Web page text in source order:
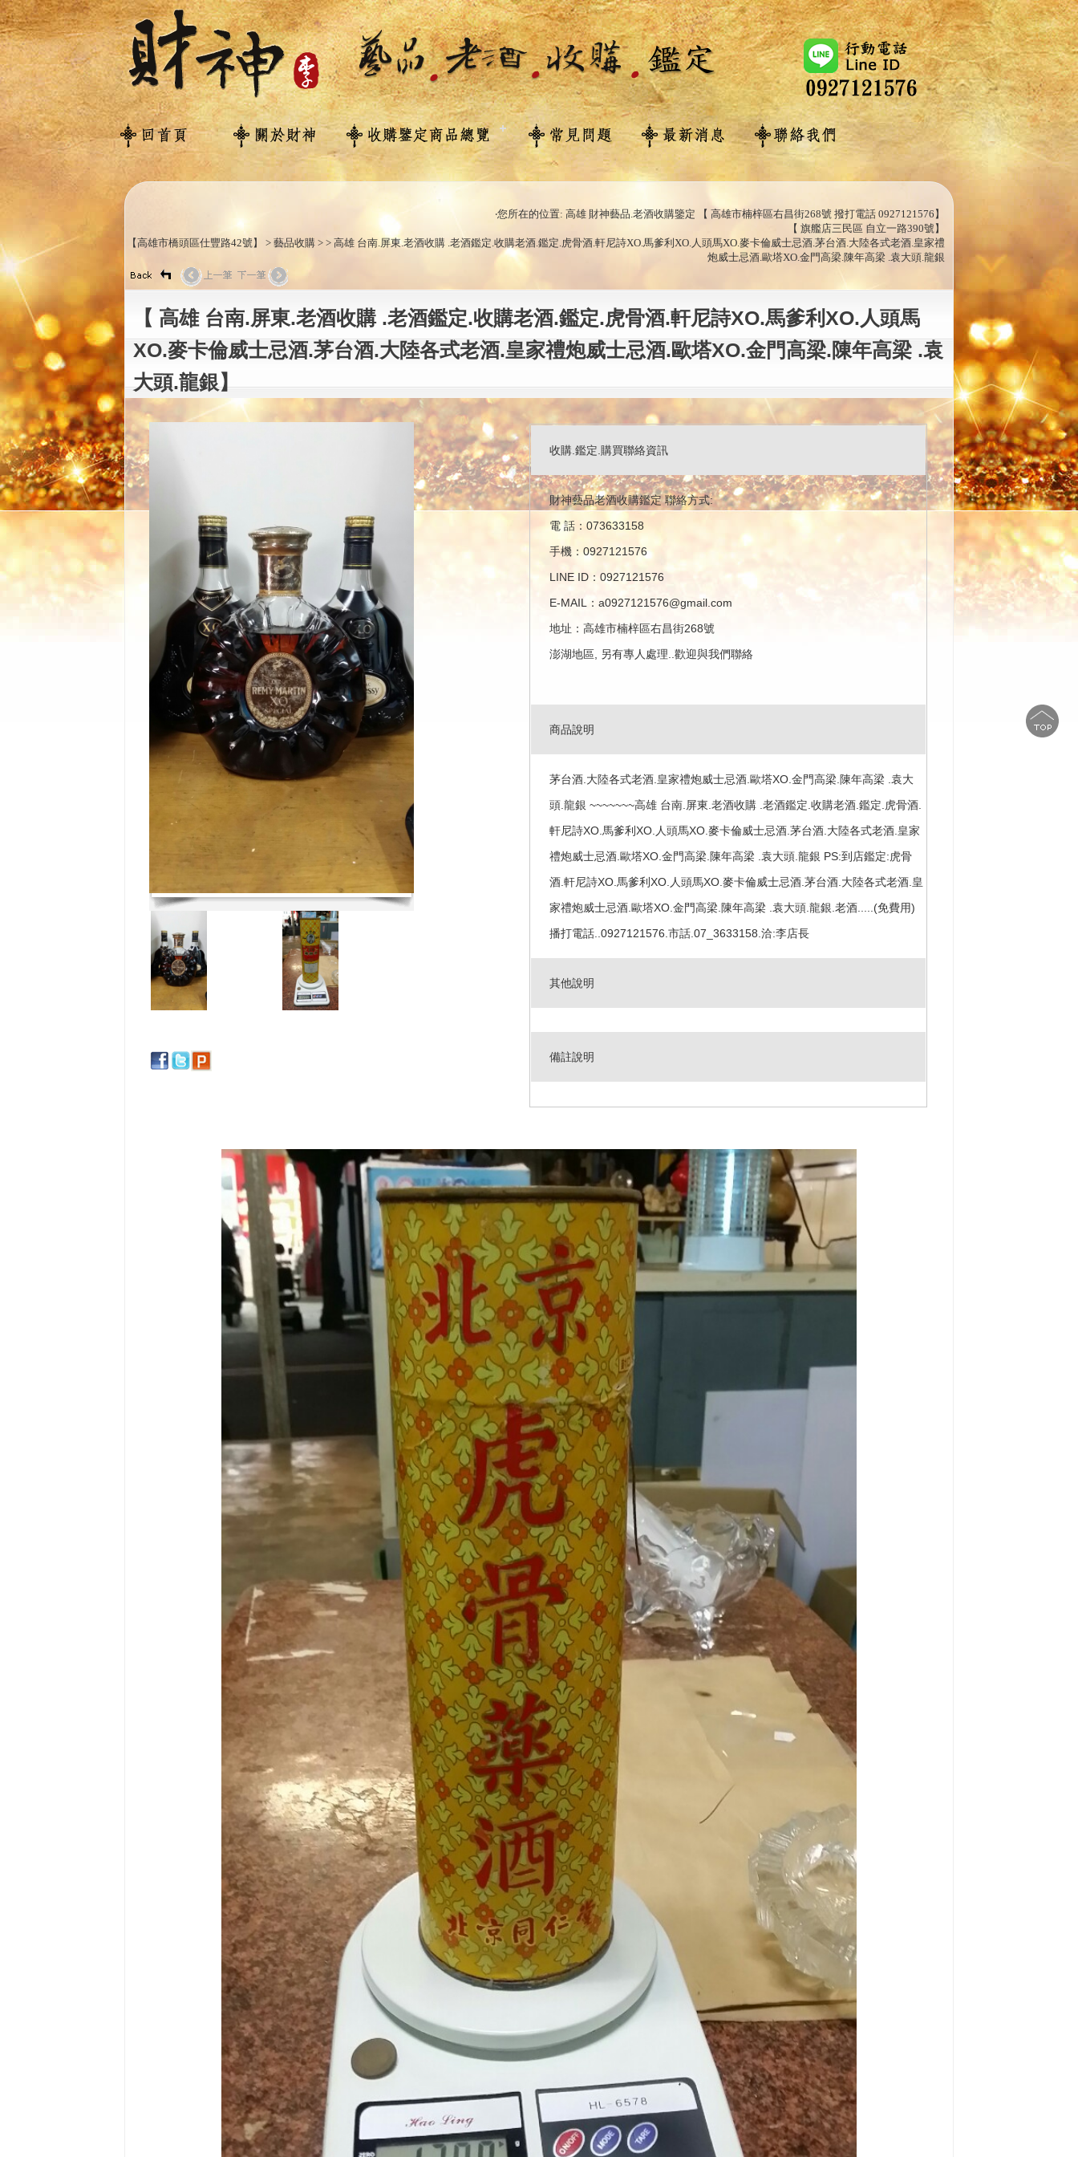
‧您所在的位置: 高雄 財神藝品.老酒收購鑒定 【 高雄市楠梓區右昌街268號 撥打電話 0927121576】
【 旗艦店三民區 自立一路390號】
【高雄市橋頭區仕豐路42號】 > 藝品收購 > > 高雄 台南.屏東.老酒收購 .老酒鑑定.收購老酒.鑑定.虎骨酒.軒尼詩XO.馬爹利XO.人頭馬XO.麥卡倫威士忌酒.茅台酒.大陸各式老酒.皇家禮
炮威士忌酒.歐塔XO.金門高梁.陳年高梁 .袁大頭.龍銀
【 高雄 台南.屏東.老酒收購 .老酒鑑定.收購老酒.鑑定.虎骨酒.軒尼詩XO.馬爹利XO.人頭馬
XO.麥卡倫威士忌酒.茅台酒.大陸各式老酒.皇家禮炮威士忌酒.歐塔XO.金門高梁.陳年高梁 .袁
大頭.龍銀】
收購.鑑定.購買聯絡資訊
財神藝品老酒收購鑑定 聯絡方式:
電 話：073633158
手機：0927121576
LINE ID：0927121576
E-MAIL：a0927121576@gmail.com
地址：高雄市楠梓區右昌街268號
澎湖地區, 另有專人處理..歡迎與我們聯絡
商品說明
茅台酒.大陸各式老酒.皇家禮炮威士忌酒.歐塔XO.金門高梁.陳年高梁 .袁大
頭.龍銀 ~~~~~~~高雄 台南.屏東.老酒收購 .老酒鑑定.收購老酒.鑑定.虎骨酒.
軒尼詩XO.馬爹利XO.人頭馬XO.麥卡倫威士忌酒.茅台酒.大陸各式老酒.皇家
禮炮威士忌酒.歐塔XO.金門高梁.陳年高梁 .袁大頭.龍銀 PS:到店鑑定:虎骨
酒.軒尼詩XO.馬爹利XO.人頭馬XO.麥卡倫威士忌酒.茅台酒.大陸各式老酒.皇
家禮炮威士忌酒.歐塔XO.金門高梁.陳年高梁 .袁大頭.龍銀.老酒.....(免費用)
播打電話..0927121576.市話.07_3633158.洽:李店長
其他說明
備註說明